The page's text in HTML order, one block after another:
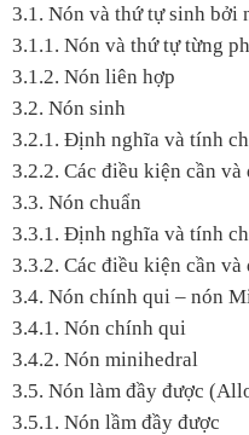
3.1. Nón và thứ tự sinh bởi
3.1.1. Nón và thứ tự từng
3.1.2. Nón liên hợp
3.2. Nón sinh
3.2.1. Định nghĩa và tính
3.2.2. Các điều kiện cần và
3.3. Nón chuẩn
3.3.1. Định nghĩa và tính
3.3.2. Các điều kiện cần và
3.4. Nón chính qui – nón
3.4.1. Nón chính qui
3.4.2. Nón minihedral
3.5. Nón làm đầy được
3.5.1. Nón lầm đầy được